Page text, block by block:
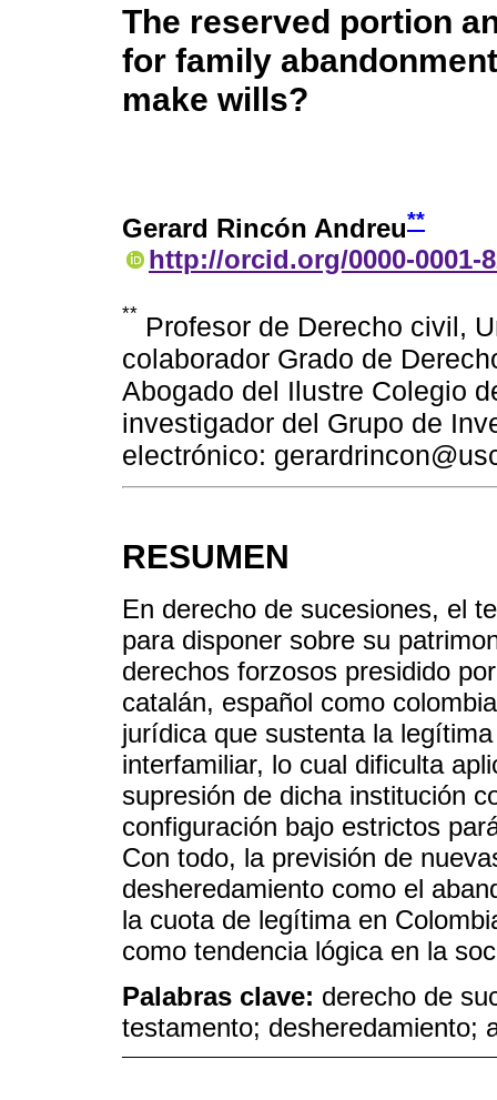
The reserved portion
for family
make wills?
Gerard Rincón Andreu**
http://orcid.org/0000-0001-
** Profesor de Derecho civil,
colaborador Grado de
Abogado del Ilustre Colegio
investigador del Grupo de
electrónico:
RESUMEN
En derecho de sucesiones, el
para disponer sobre su
derechos forzosos presidido
catalán, español como
jurídica que sustenta la
interfamiliar, lo cual dificulta
supresión de dicha institución
configuración bajo estrictos
Con todo, la previsión de
desheredamiento como el
la cuota de legítima en
como tendencia lógica en la
Palabras clave: derecho de
testamento; desheredamiento;